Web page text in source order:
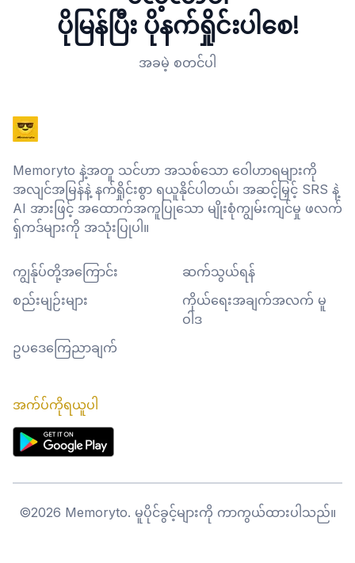
ပိုမြန်ပြီး ပိုနက်ရှိုင်းပါစေ!
အခမဲ့ စတင်ပါ
Memoryto နဲ့အတူ သင်ဟာ အသစ်သော ဝေါဟာရများကို
အလျင်အမြန်နဲ့ နက်ရှိုင်းစွာ ရယူနိုင်ပါတယ်၊ အဆင့်မြှင့် SRS နဲ့
AI အားဖြင့် အထောက်အကူပြုသော မျိုးစုံကျွမ်းကျင်မှု ဖလက်
ရှ်ကဒ်များကို အသုံးပြုပါ။
ကျွန်ုပ်တို့အကြောင်း
ဆက်သွယ်ရန်
စည်းမျဉ်းများ
ကိုယ်ရေးအချက်အလက် မူ
ဝါဒ
ဥပဒေကြေညာချက်
အက်ပ်ကိုရယူပါ
©2026 Memoryto. မူပိုင်ခွင့်များကို ကာကွယ်ထားပါသည်။